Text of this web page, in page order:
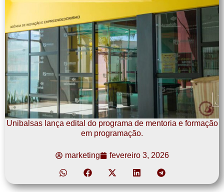
Unibalsas lança edital do programa de mentoria e formação
em programação.
marketing fevereiro 3, 2026